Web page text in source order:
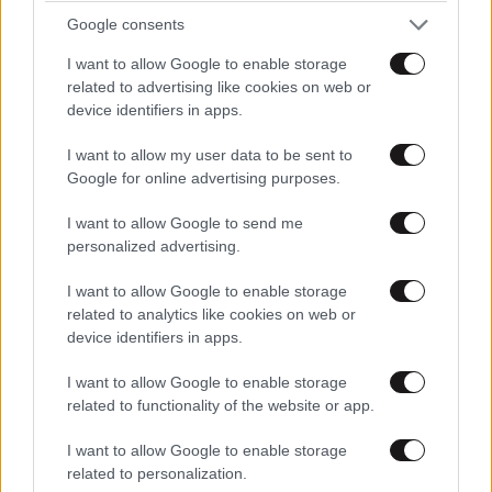
Google consents
I want to allow Google to enable storage
related to advertising like cookies on web or
device identifiers in apps.
I want to allow my user data to be sent to
Google for online advertising purposes.
I want to allow Google to send me
personalized advertising.
I want to allow Google to enable storage
related to analytics like cookies on web or
device identifiers in apps.
I want to allow Google to enable storage
related to functionality of the website or app.
I want to allow Google to enable storage
related to personalization.
Πρωταθλητής των βολών 14·06·2026 18:14
βολές, κοιτάει δεξιά του ξαναδίνουν βολές...
Απαντήστε
έλα ντε 14·06·2026 18:57
«Έχω έναν Έλληνα φίλο, που μου είπε πως ο
Ντιφαλά σφυρίζει αρκετές φορές τον
Παναθηναϊκό και εκείνοι κερδίζουν. Όμως, δεν
γνωρίζω πόσο συχνά γίνεται αυτό, θα το